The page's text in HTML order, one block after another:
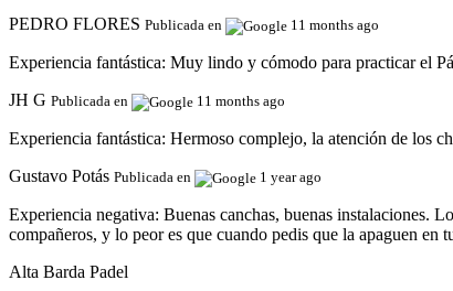
PEDRO FLORES Publicada en 11 months ago
Experiencia fantástica: Muy lindo y cómodo para practicar el
JH G Publicada en 11 months ago
Experiencia fantástica: Hermoso complejo, la atención de los
Gustavo Potás Publicada en 1 year ago
Experiencia negativa: Buenas canchas, buenas instalaciones.
compañeros, y lo peor es que cuando pedis que la apaguen
Alta Barda Padel